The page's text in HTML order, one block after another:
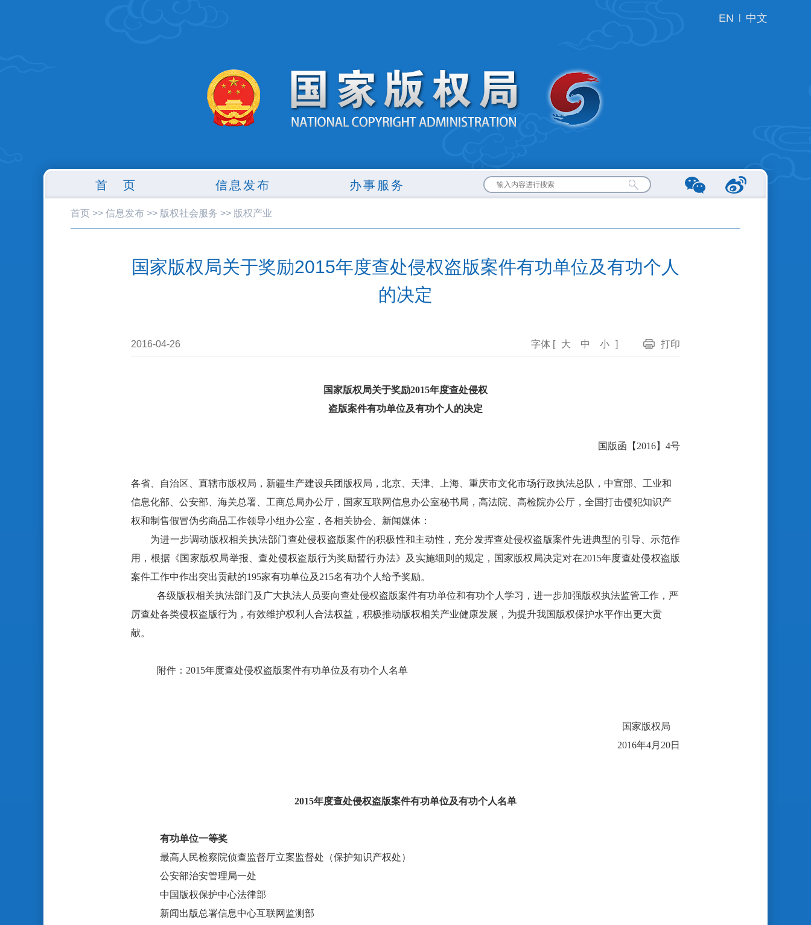
EN | 中文
首 页 信息发布 办事服务
首页 >> 信息发布 >> 版权社会服务 >> 版权产业
国家版权局关于奖励2015年度查处侵权盗版案件有功单位及有功个人
的决定
2016-04-26 字体 [ 大 中 小 ] 打印
国家版权局关于奖励2015年度查处侵权
盗版案件有功单位及有功个人的决定
国版函【2016】4号
各省 、自治区、直辖市版权局 ，新疆生产建设兵团版权局， 北京、天津、上海、重庆市文化市场行政执法总队 ，中宣部、 工业和
信息化部
公安部 海关总署 、工商总局办公厅， 国家互联网信息办公室秘书局，高法院、高检院办公厅，全国打击侵犯知识产
权和制售假冒伪劣商品工作领导小组办公室， 各相关协会、 新闻媒体：
为进一步调动版权相关执法部门查处侵权盗版案件的积极性和主动性 ，充分发挥查处侵权盗版案件先进典型的引导、示范作
用， 根据 《国家版权局举报、查处侵权盗版行为奖励暂行办法》
及实施细则的规定，国家版权局决定对在2015年度查处侵权盗版
案件工作中作出突出贡献的195家有功单位及215名有功个人给予奖励。
各级版权相关执法部门及广大执法人员要向查处侵权盗版案件有功单位和有功个人学习，进一步加强版权执法监管工作，严
厉查处各类侵权盗版行为，有效维护权利人合法权益，积极推动版权相关产业健康发展 ，为提升我国版权保护水平作出更大贡
献。
附件：2015年度查处侵权盗版案件有功单位及有功个人名单
国家版权局
2016年4月20日
2015年度查处侵权盗版案件有功单位及有功个人名单
有功单位一等奖
最高人民检察院侦查监督厅立案监督处（保护知识产权处）
公安部治安管理局一处
中国版权保护中心法律部
新闻出版总署信息中心互联网监测部